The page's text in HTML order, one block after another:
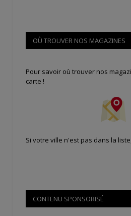
OÙ TROUVER NOS MAGAZINES
Pour savoir où trouver nos
carte !
Si votre ville n'est pas dans la
CONTENU SPONSORISÉ